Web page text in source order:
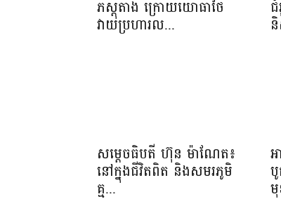
ភស្តុតាង ក្រោយយោធាថៃ
វាយប្រហារល...
សម្តេចធិបតី ហ៊ុន ម៉ាណែត៖
នៅក្នុងជីវិតពិត និងសមរភូមិ
គ្ម...